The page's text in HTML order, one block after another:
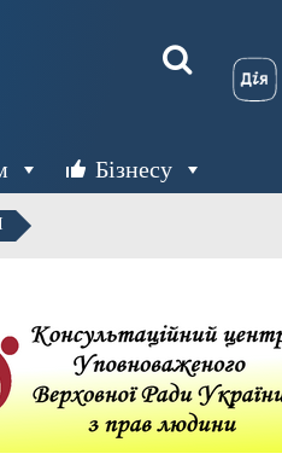
Бізнесу